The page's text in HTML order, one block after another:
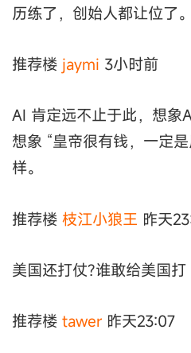
历练了，创始人都让位了。
推荐楼 jaymi 3小时前
AI 肯定远不止于此，想象
想象 “皇帝很有钱，一定
样。
推荐楼 枝江小狼王 昨天
美国还打仗?谁敢给美国打
推荐楼 tawer 昨天23:07